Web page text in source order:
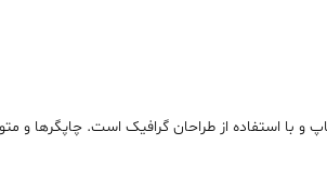
با استفاده از طراحان گرافيک است. چاپگرها و